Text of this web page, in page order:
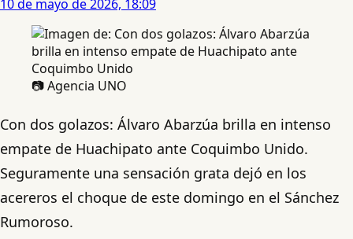
10 de mayo de 2026, 18:09
📷 Agencia UNO
Con dos golazos: Álvaro Abarzúa brilla en intenso
empate de Huachipato ante Coquimbo Unido.
Seguramente una sensación grata dejó en los
acereros el choque de este domingo en el Sánchez
Rumoroso.